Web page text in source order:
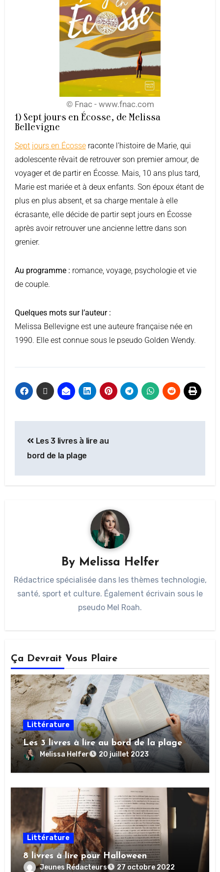
1) Sept jours en Écosse, de Melissa
Bellevigne
Sept jours en Écosseraconte l’histoire de Marie, qui
adolescente rêvait de retrouver son premier amour, de
voyager et de partir en Écosse. Mais, 10 ans plus tard,
Marie est mariée et à deux enfants. Son époux étant de
plus en plus absent, et sa charge mentale à elle
écrasante, elle décide de partir sept jours en Écosse
après avoir retrouver une ancienne lettre dans son
grenier.
Au programme : romance, voyage, psychologie et vie
de couple.
Quelques mots sur l’auteur :
Melissa Bellevigne est une auteure française née en
1990. Elle est connue sous le pseudo Golden Wendy.
© Fnac - www.fnac.com
Les 3 livres à lire au
bord de la plage
By Melissa Helfer
Rédactrice spécialisée dans les thèmes technologie,
santé, sport et culture. Également écrivain sous le
pseudo Mel Roah.
Ça Devrait Vous Plaire
Littérature
Les 3 livres à lire au bord de la plage
Melissa Helfer 20 juillet 2023
Littérature
8 livres à lire pour Halloween
Jeunes Rédacteurs 27 octobre 2022